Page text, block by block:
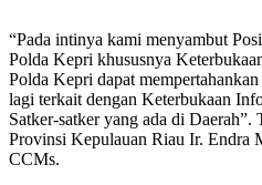
“Pada intinya kami menyambut
Polda Kepri khususnya
Polda Kepri dapat
lagi terkait dengan Keterbukaan
Satker-satker yang ada di
Provinsi Kepulauan Riau Ir. Endra
CCMs.